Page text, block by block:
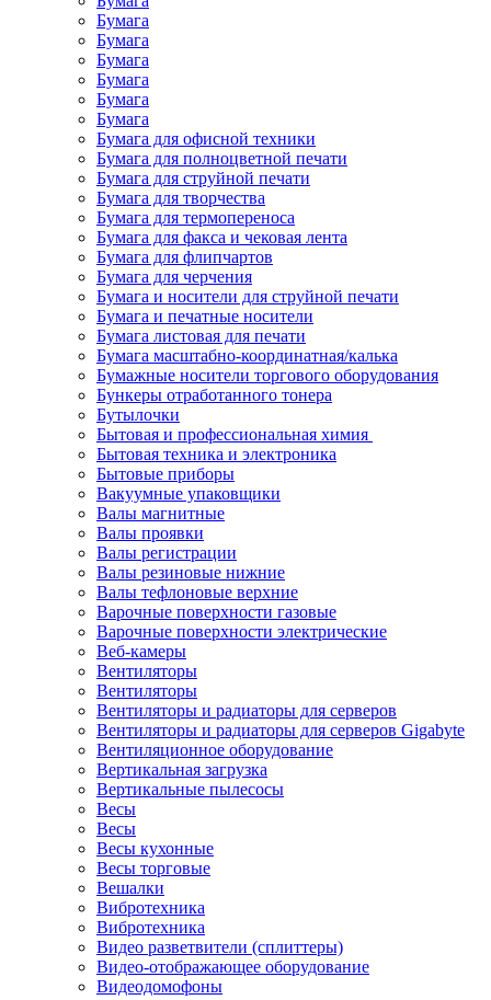
Бумага
Бумага
Бумага
Бумага
Бумага
Бумага
Бумага для офисной техники
Бумага для полноцветной печати
Бумага для струйной печати
Бумага для творчества
Бумага для термопереноса
Бумага для факса и чековая лента
Бумага для флипчартов
Бумага для черчения
Бумага и носители для струйной печати
Бумага и печатные носители
Бумага листовая для печати
Бумага масштабно-координатная/калька
Бумажные носители торгового оборудования
Бункеры отработанного тонера
Бутылочки
Бытовая и профессиональная химия
Бытовая техника и электроника
Бытовые приборы
Вакуумные упаковщики
Валы магнитные
Валы проявки
Валы регистрации
Валы резиновые нижние
Валы тефлоновые верхние
Варочные поверхности газовые
Варочные поверхности электрические
Веб-камеры
Вентиляторы
Вентиляторы
Вентиляторы и радиаторы для серверов
Вентиляторы и радиаторы для серверов Gigabyte
Вентиляционное оборудование
Вертикальная загрузка
Вертикальные пылесосы
Весы
Весы
Весы кухонные
Весы торговые
Вешалки
Вибротехника
Вибротехника
Видео разветвители (сплиттеры)
Видео-отображающее оборудование
Видеодомофоны